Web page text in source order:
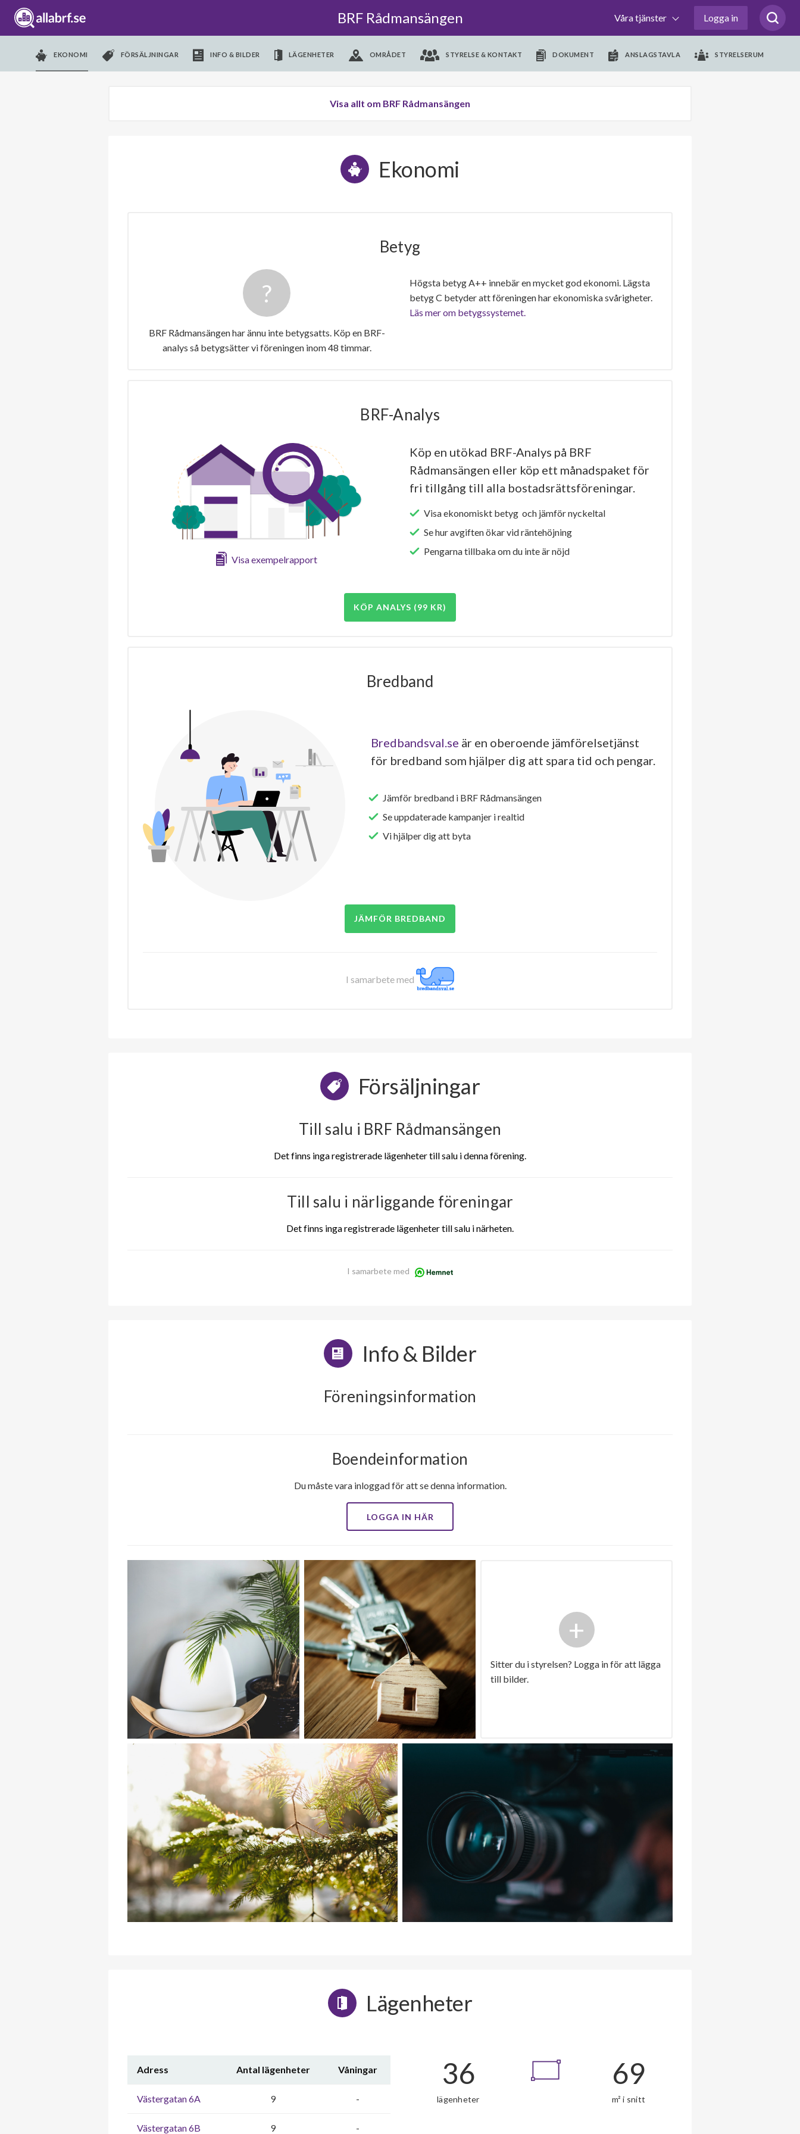
BRF Rådmansängen Våra tjänster Logga in
EKONOMI FÖRSÄLJNINGAR INFO & BILDER LÄGENHETER OMRÅDET STYRELSE & KONTAKT DOKUMENT ANSLAGSTAVLA STYRELSERUM
Visa allt om BRF Rådmansängen
Ekonomi
Betyg
BRF Rådmansängen har ännu inte betygsatts. Köp en BRF-
analys så betygsätter vi föreningen inom 48 timmar.
Högsta betyg A++ innebär en mycket god ekonomi. Lägsta
betyg C betyder att föreningen har ekonomiska svårigheter.
Läs mer om betygssystemet.
BRF-Analys
Visa exempelrapport
Köp en utökad BRF-Analys på BRF
Rådmansängen eller köp ett månadspaket för
fri tillgång till alla bostadsrättsföreningar.
Visa ekonomiskt betyg och jämför nyckeltal
Se hur avgiften ökar vid räntehöjning
Pengarna tillbaka om du inte är nöjd
KÖP ANALYS (99 KR)
Bredband
Bredbandsval.se är en oberoende jämförelsetjänst
för bredband som hjälper dig att spara tid och pengar.
Jämför bredband i BRF Rådmansängen
Se uppdaterade kampanjer i realtid
Vi hjälper dig att byta
JÄMFÖR BREDBAND
I samarbete med
Försäljningar
Till salu i BRF Rådmansängen
Det finns inga registrerade lägenheter till salu i denna förening.
Till salu i närliggande föreningar
Det finns inga registrerade lägenheter till salu i närheten.
I samarbete med
Info & Bilder
Föreningsinformation
Boendeinformation
Du måste vara inloggad för att se denna information.
LOGGA IN HÄR
+
Sitter du i styrelsen? Logga in för att lägga
till bilder.
Lägenheter
Adress Antal lägenheter Våningar
Västergatan 6A 9 -
Västergatan 6B 9 -
36
lägenheter
69
m² i snitt